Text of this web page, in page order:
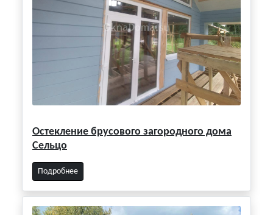
Остекление брусового загородного дома
Сельцо
Подробнее